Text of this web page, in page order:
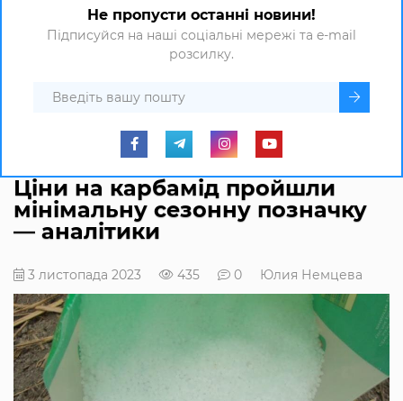
Не пропусти останні новини!
Підписуйся на наші соціальні мережі та e-mail
розсилку.
Ціни на карбамід пройшли
мінімальну сезонну позначку
— аналітики
3 листопада 2023 435 0 Юлия Немцева